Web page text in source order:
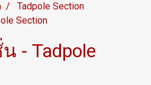
Tadpole Section
Section
- Tadpole